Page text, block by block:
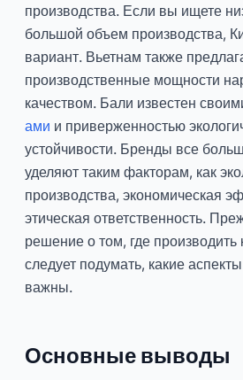
2026-02
Консультироваться
производства. Если вы ищете
большой объем производства,
вариант. Вьетнам также
производственные мощности
качеством. Бали известен
ами и приверженностью
устойчивости. Бренды все
уделяют таким факторам, как
производства, экономическая
этическая ответственность.
решение о том, где производить
следует подумать, какие
важны.
Основные выводы